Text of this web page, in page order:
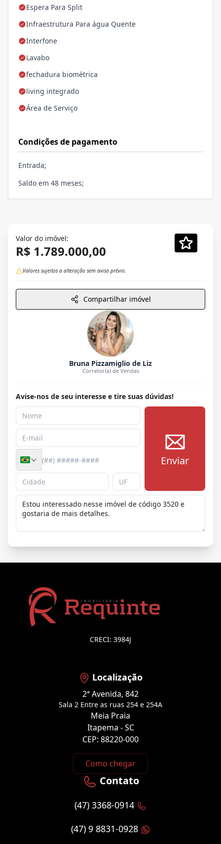
Espera Para Split
Infraestrutura Para água Quente
Interfone
Lavabo
fechadura biométrica
living integrado
Área de Serviço
Condições de pagamento
Entrada;
Saldo em 48 meses;
Valor do imóvel:
R$ 1.789.000,00
Valores sujeitos a alteração sem aviso prévio.
Compartilhar imóvel
Bruna Pizzamiglio de Liz
Corretor(a) de Vendas
Avise-nos de seu interesse e tire suas dúvidas!
Enviar
CRECI: 3984J
Localização
2ª Avenida, 842
Sala 2 Entre as ruas 254 e 254A
Meia Praia
Itapema - SC
CEP: 88220-000
Como chegar
Contato
(47) 3368-0914
(47) 9 8831-0928